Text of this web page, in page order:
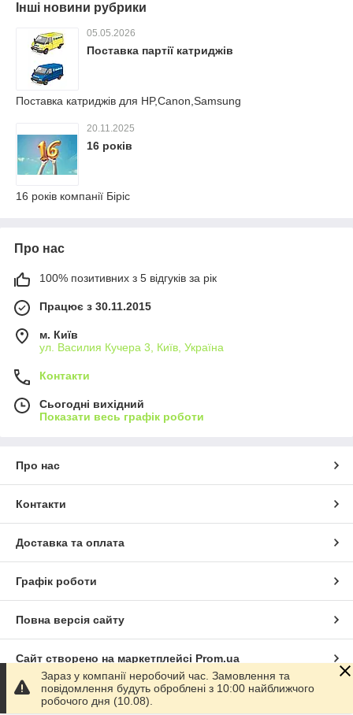
Інші новини рубрики
05.05.2026
Поставка партії катриджів
Поставка катриджів для HP,Canon,Samsung
20.11.2025
16 років
16 років компанії Біріс
Про нас
100% позитивних з 5 відгуків за рік
Працює з 30.11.2015
м. Київ
ул. Василия Кучера 3, Київ, Україна
Контакти
Сьогодні вихідний
Показати весь графік роботи
Про нас
Контакти
Доставка та оплата
Графік роботи
Повна версія сайту
Сайт створено на маркетплейсі Prom.ua
Політика конфіденційності
Зараз у компанії неробочий час. Замовлення та
повідомлення будуть оброблені з 10:00 найближчого
робочого дня (10.08).